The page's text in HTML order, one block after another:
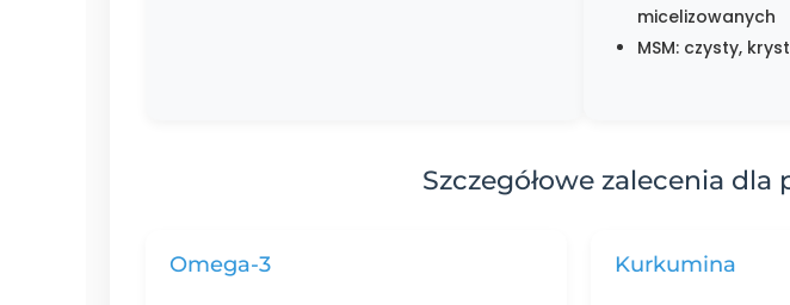
micelizowanych
MSM: czysty,
Szczegółowe zalecenia
Omega-3 Kurkumina